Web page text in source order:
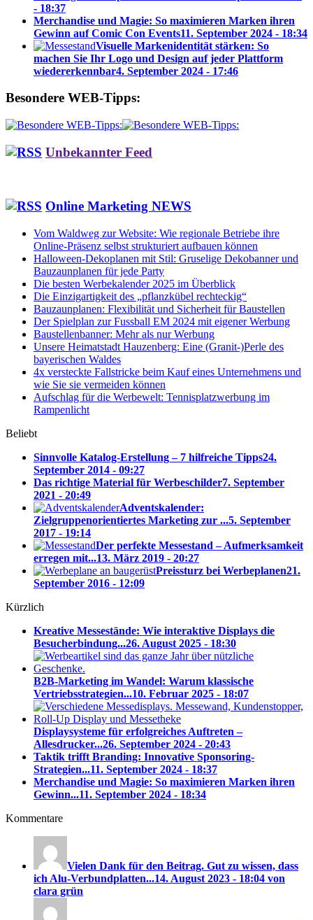
- 18:37
Merchandise und Magie: So maximieren Marken ihren
Gewinn auf Comic Con Events11. September 2024 - 18:34
Visuelle Markenidentität stärken: So
machen Sie Ihr Logo und Design auf jeder Plattform
wiedererkennbar4. September 2024 - 17:46
Besondere WEB-Tipps:
Unbekannter Feed
Online Marketing NEWS
Vom Waldweg zur Website: Wie regionale Betriebe ihre
Online-Präsenz selbst strukturiert aufbauen können
Halloween-Dekoplanen mit Stil: Gruselige Dekobanner und
Bauzaunplanen für jede Party
Die besten Werbekalender 2025 im Überblick
Die Einzigartigkeit des „pflanzkübel rechteckig“
Bauzaunplanen: Flexibilität und Sicherheit für Baustellen
Der Spielplan zur Fussball EM 2024 mit eigener Werbung
Baustellenbanner: Mehr als nur Werbung
Unsere Heimatstadt Hauzenberg: Eine (Granit-)Perle des
bayerischen Waldes
4x versteckte Fallstricke beim Kauf eines Unternehmens und
wie Sie sie vermeiden können
Aufschlag für die Werbewelt: Tennisplatzwerbung im
Rampenlicht
Beliebt
Sinnvolle Katalog-Erstellung – 7 hilfreiche Tipps24.
September 2014 - 09:27
Das richtige Material für Werbeschilder7. September
2021 - 20:49
Adventskalender:
Zielgruppenorientiertes Marketing zur ...5. September
2017 - 19:14
Der perfekte Messestand – Aufmerksamkeit
erregen mit...13. März 2019 - 20:27
Preissturz bei Werbeplanen21.
September 2016 - 12:09
Kürzlich
Kreative Messestände: Wie interaktive Displays die
Besucherbindung...26. August 2025 - 18:30
B2B-Marketing im Wandel: Warum klassische
Vertriebsstrategien...10. Februar 2025 - 18:07
Displaysysteme für erfolgreiches Auftreten –
Allesdrucker...26. September 2024 - 20:43
Taktik trifft Branding: Innovative Sponsoring-
Strategien...11. September 2024 - 18:37
Merchandise und Magie: So maximieren Marken ihren
Gewinn...11. September 2024 - 18:34
Kommentare
Vielen Dank für den Beitrag. Gut zu wissen, dass
ich Alu-Verbundplatten...14. August 2023 - 18:04 von
clara grün